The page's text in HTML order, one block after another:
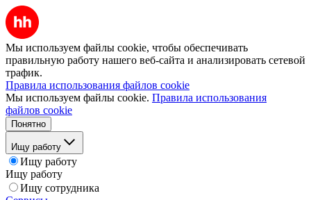
Мы используем файлы cookie, чтобы обеспечивать
правильную работу нашего веб-сайта и анализировать сетевой
трафик.
Правила использования файлов cookie
Мы используем файлы cookie. Правила использования
файлов cookie
Понятно
Ищу работу
Ищу работу
Ищу работу
Ищу сотрудника